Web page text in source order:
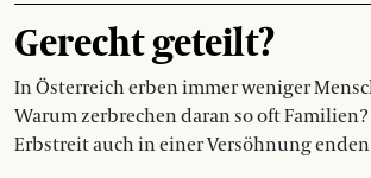
Gerecht geteilt?
In Österreich erben immer weniger
Warum zerbrechen daran so oft
Erbstreit auch in einer Versöhnung